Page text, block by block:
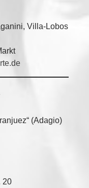
Villa-Lobos
(Adagio)
20